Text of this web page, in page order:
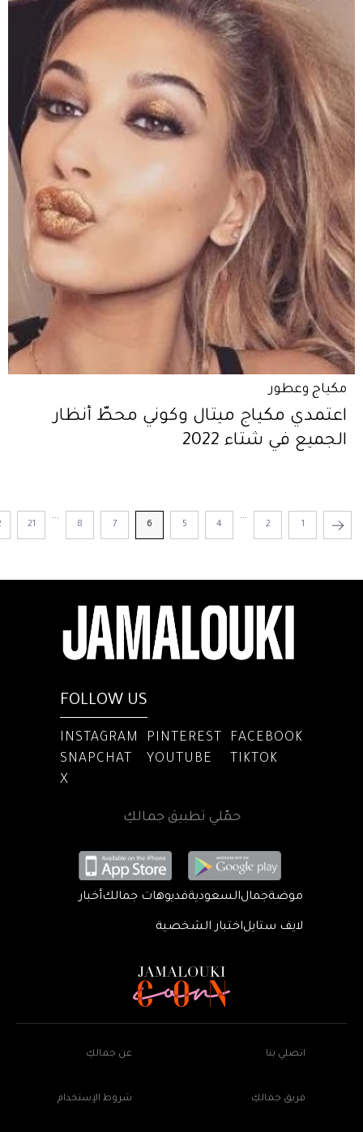
مكياج وعطور
اعتمدي مكياج ميتال وكوني محطّ أنظار
الجميع في شتاء 2022
1
2
...
4
5
6
7
8
...
21
FOLLOW US
INSTAGRAM PINTEREST
FACEBOOK
SNAPCHAT
YOUTUBE
TIKTOK
X
حمّلي تطبيق جمالكِ
موضةجمالالسعوديةفديوهات جمالكأخبار
لايف ستايلاختبار الشخصية
اتصلي بنا عن جمالكِ
فريق جمالكِ شروط الإستخدام